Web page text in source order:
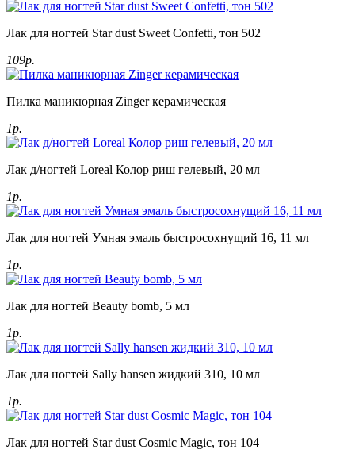
Лак для ногтей Star dust Sweet Confetti, тон 502
109р.
Пилка маникюрная Zinger керамическая
1р.
Лак д/ногтей Loreal Колор риш гелевый, 20 мл
1р.
Лак для ногтей Умная эмаль быстросохнущий 16, 11 мл
1р.
Лак для ногтей Beauty bomb, 5 мл
1р.
Лак для ногтей Sally hansen жидкий 310, 10 мл
1р.
Лак для ногтей Star dust Cosmic Magic, тон 104